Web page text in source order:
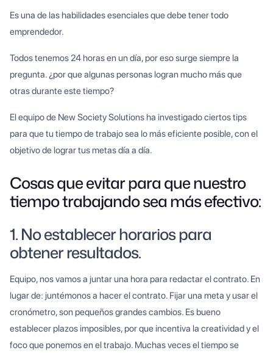
Es una de las habilidades esenciales que debe tener todo
emprendedor.
Todos tenemos 24 horas en un día, por eso surge siempre la
pregunta. ¿por que algunas personas logran mucho más que
otras durante este tiempo?
El equipo de New Society Solutions ha investigado ciertos tips
para que tu tiempo de trabajo sea lo más eficiente posible, con el
objetivo de lograr tus metas día a día.
Cosas que evitar para que nuestro
tiempo trabajando sea más efectivo:
1. No establecer horarios para
obtener resultados.
Equipo, nos vamos a juntar una hora para redactar el contrato. En
lugar de: juntémonos a hacer el contrato. Fijar una meta y usar el
cronómetro, son pequeños grandes cambios. Es bueno
establecer plazos imposibles, por que incentiva la creatividad y el
foco que ponemos en el trabajo. Muchas veces el tiempo se